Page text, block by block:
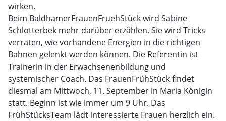
wirken.
Beim BaldhamerFrauenFruehStück wird Sabine
Schlotterbek mehr darüber erzählen. Sie wird Tricks
verraten, wie vorhandene Energien in die richtigen
Bahnen gelenkt werden können. Die Referentin ist
Trainerin in der Erwachsenenbildung und
systemischer Coach. Das FrauenFrühStück findet
diesmal am Mittwoch, 11. September in Maria Königin
statt. Beginn ist wie immer um 9 Uhr. Das
FrühStücksTeam lädt interessierte Frauen herzlich ein.